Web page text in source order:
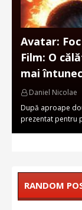
Avatar:
Film: O
mai
Daniel Nicolae
După aproape
prezentat pentru
RANDOM